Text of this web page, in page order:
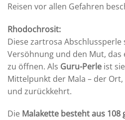
Reisen vor allen Gefahren
Rhodochrosit:
Diese zartrosa Abschlussperle
Versöhnung und den Mut, das
zu öffnen. Als Guru-Perle ist
Mittelpunkt der Mala – der
und zurückkehrt.
Die Malakette besteht aus 108